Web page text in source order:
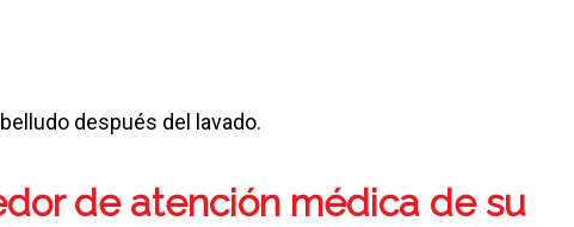
después del lavado.
de atención médica de su